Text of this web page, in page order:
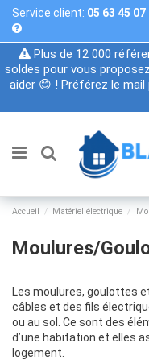
Service client: 05 63 45 07
Plus de 12 000
soldes pour vous
aider 😊 ! Préférez le
Accueil Matériel électrique
Moulures/
Les moulures, goulottes
câbles et des fils
ou au sol. Ce sont des
d’une habitation et elles
logement.